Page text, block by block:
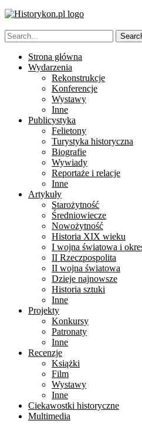
Strona główna
Wydarzenia
Rekonstrukcje
Konferencje
Wystawy
Inne
Publicystyka
Felietony
Turystyka historyczna
Biografie
Wywiady
Reportaże i relacje
Inne
Artykuły
Starożytność
Średniowiecze
Nowożytność
Historia XIX wieku
I wojna światowa i
II Rzeczpospolita
II wojna światowa
Dzieje najnowsze
Historia sztuki
Inne
Projekty
Konkursy
Patronaty
Inne
Recenzje
Książki
Film
Wystawy
Inne
Ciekawostki historyczne
Multimedia